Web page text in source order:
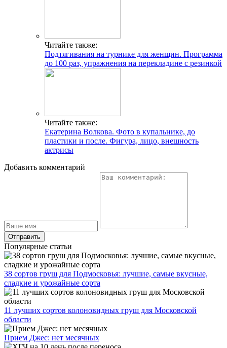
Читайте также:
Подтягивания на турнике для женщин. Программа
до 100 раз, упражнения на перекладине с резинкой
Читайте также:
Екатерина Волкова. Фото в купальнике, до
пластики и после. Фигура, лицо, внешность
актрисы
Добавить комментарий
Популярные статьи
38 сортов груш для Подмосковья: лучшие, самые вкусные,
сладкие и урожайные сорта
11 лучших сортов колоновидных груш для Московской
области
Прием Джес: нет месячных